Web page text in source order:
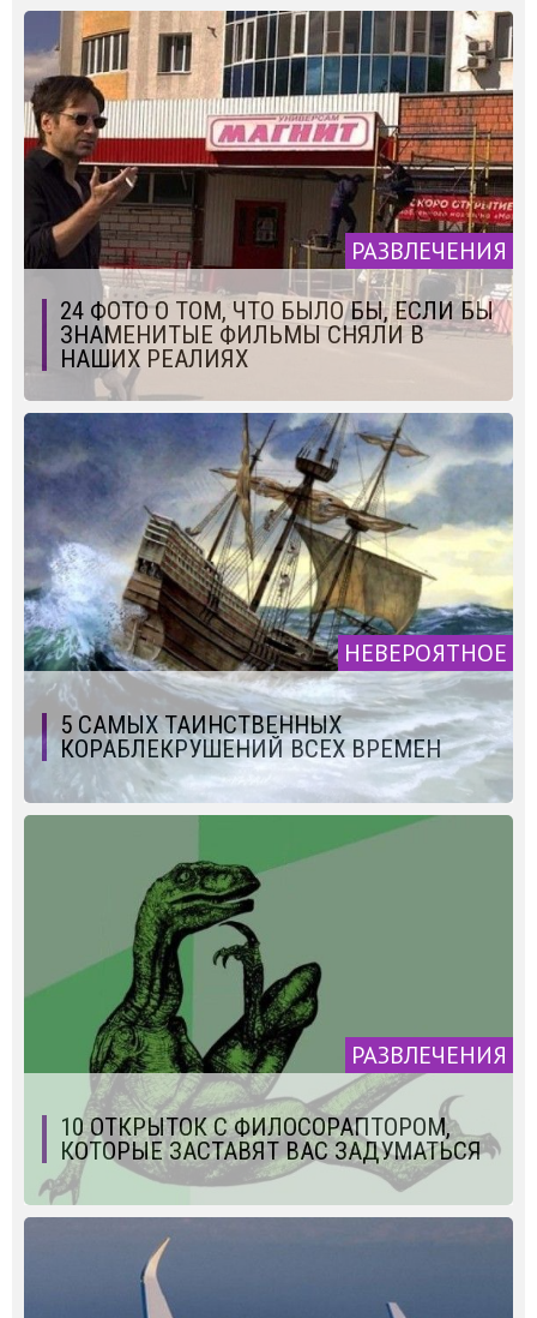
РАЗВЛЕЧЕНИЯ
24 ФОТО О ТОМ, ЧТО БЫЛО БЫ, ЕСЛИ БЫ
ЗНАМЕНИТЫЕ ФИЛЬМЫ СНЯЛИ В
НАШИХ РЕАЛИЯХ
НЕВЕРОЯТНОЕ
5 САМЫХ ТАИНСТВЕННЫХ
КОРАБЛЕКРУШЕНИЙ ВСЕХ ВРЕМЕН
РАЗВЛЕЧЕНИЯ
10 ОТКРЫТОК С ФИЛОСОРАПТОРОМ,
КОТОРЫЕ ЗАСТАВЯТ ВАС ЗАДУМАТЬСЯ